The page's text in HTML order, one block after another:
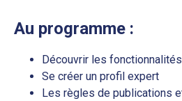
Au programme :
Découvrir les
Se créer un profil expert
Les règles de publications